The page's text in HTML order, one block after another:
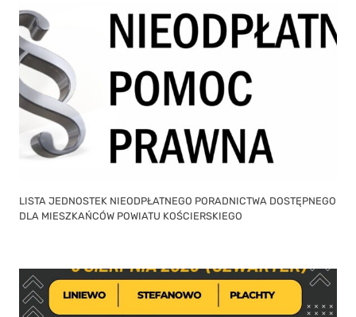
LISTA JEDNOSTEK NIEODPŁATNEGO PORADNICTWA DOSTĘPNEGO
DLA MIESZKAŃCÓW POWIATU KOŚCIERSKIEGO